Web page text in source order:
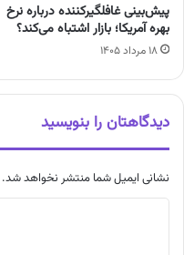
پیش‌بینی غافلگیرکننده درباره نرخ
بهره آمریکا؛ بازار اشتباه می‌کند؟
۱۸ مرداد ۱۴۰۵
دیدگاهتان را بنویسید
نشانی ایمیل شما منتشر نخواهد شد.